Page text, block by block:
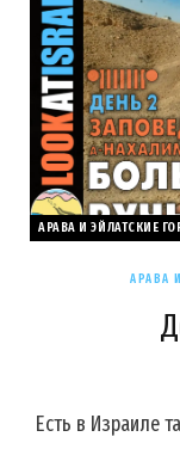
АРАВА И ЭЙЛАТСКИЕ
АРАВА
Есть в Израиле